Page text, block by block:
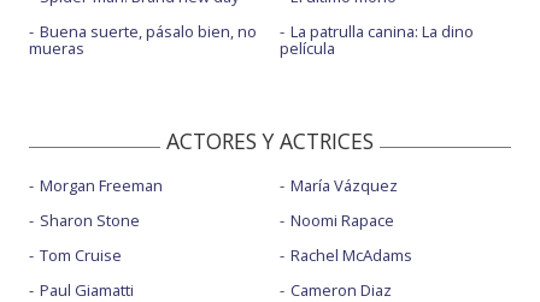
Buena suerte, pásalo bien, no
mueras
La patrulla canina: La dino
película
ACTORES Y ACTRICES
Morgan Freeman
Sharon Stone
Tom Cruise
Paul Giamatti
María Vázquez
Noomi Rapace
Rachel McAdams
Cameron Diaz